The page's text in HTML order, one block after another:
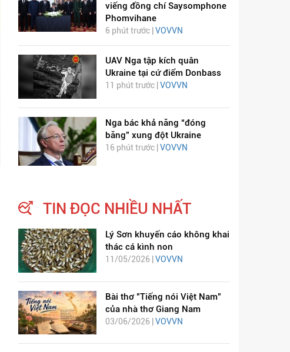
viếng đồng chí Saysomphone
Phomvihane
6 phút trước | VOVVN
UAV Nga tập kích quân
Ukraine tại cứ điểm Donbass
11 phút trước | VOVVN
Nga bác khả năng “đóng
băng” xung đột Ukraine
16 phút trước |VOVVN
TIN ĐỌC NHIỀU NHẤT
Lý Sơn khuyến cáo không khai
thác cá kình non
11/05/2026 | VOVVN
Bài thơ "Tiếng nói Việt Nam"
của nhà thơ Giang Nam
03/06/2026 | VOVVN